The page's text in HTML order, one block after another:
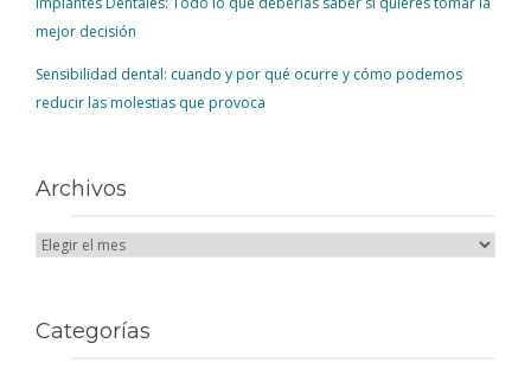
mejor decisión
Sensibilidad dental: cuando y por qué ocurre y cómo podemos
reducir las molestias que provoca
Archivos
Categorías